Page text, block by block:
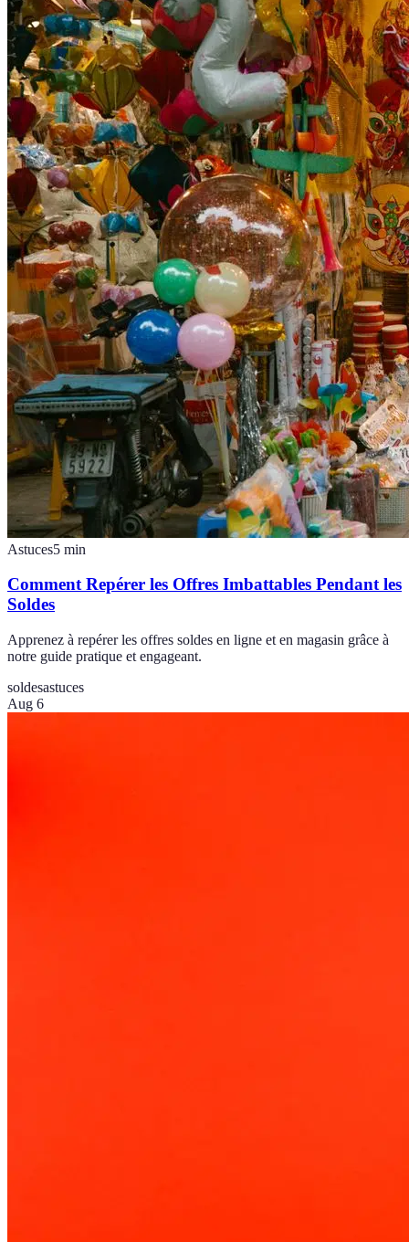
Astuces5 min
Comment Repérer les Offres Imbattables Pendant les
Soldes
Apprenez à repérer les offres soldes en ligne et en magasin grâce à
notre guide pratique et engageant.
soldesastuces
Aug 6